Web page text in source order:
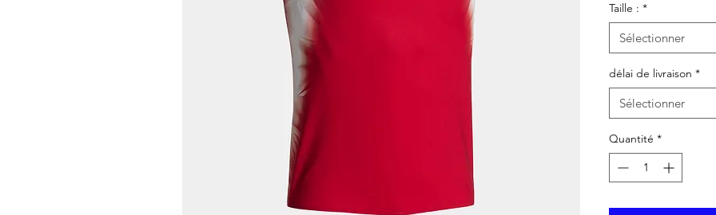
Taille : *
Sélectionner
délai de livraison *
Sélectionner
Quantité *